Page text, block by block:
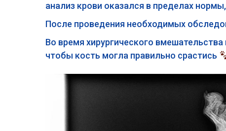
анализ крови оказался в пределах
После проведения необходимых
Во время хирургического
чтобы кость могла правильно срастись